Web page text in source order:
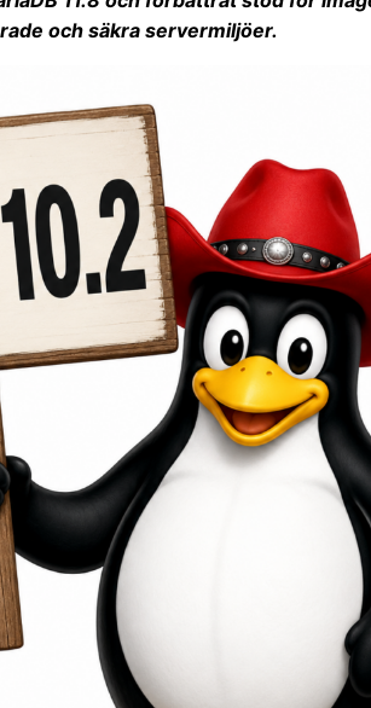
och säkra servermiljöer.